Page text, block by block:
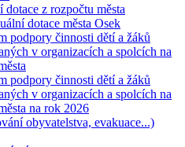
dotace z rozpočtu města
dotace města Osek
podpory činnosti dětí a žáků
v organizacích a spolcích na
podpory činnosti dětí a žáků
v organizacích a spolcích na
na rok 2026
obyvatelstva, evakuace...)